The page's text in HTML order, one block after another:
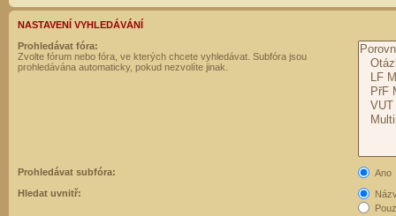
NASTAVENÍ VYHLEDÁVÁNÍ
Prohledávat fóra:
Zvolte fórum nebo fóra, ve kterých chcete vyhledávat. Subfóra jsou
prohledávána automaticky, pokud nezvolíte jinak.
Prohledávat subfóra:
Ano
Hledat uvnitř: